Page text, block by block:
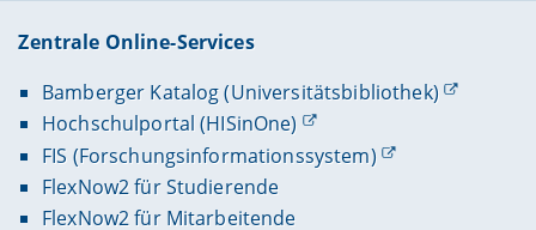
Zentrale Online-Services
Bamberger Katalog (Universitätsbibliothek)
Hochschulportal (HISinOne)
FIS (Forschungsinformationssystem)
FlexNow2 für Studierende
FlexNow2 für Mitarbeitende